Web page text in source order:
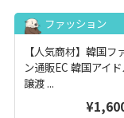
ファッション
【人気商材】韓国フ
ン通販EC 韓国アイ
譲渡 ...